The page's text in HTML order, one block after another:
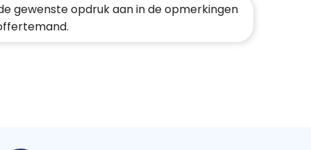
gewenste opdruk aan in de opmerkingen